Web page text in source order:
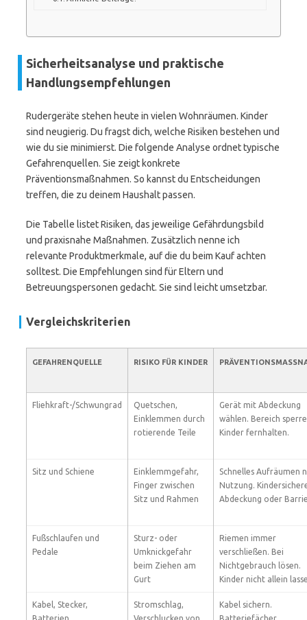
Sicherheitsanalyse und praktische
Handlungsempfehlungen
Rudergeräte stehen heute in vielen Wohnräumen. Kinder
sind neugierig. Du fragst dich, welche Risiken bestehen und
wie du sie minimierst. Die folgende Analyse ordnet typische
Gefahrenquellen. Sie zeigt konkrete
Präventionsmaßnahmen. So kannst du Entscheidungen
treffen, die zu deinem Haushalt passen.
Die Tabelle listet Risiken, das jeweilige Gefährdungsbild
und praxisnahe Maßnahmen. Zusätzlich nenne ich
relevante Produktmerkmale, auf die du beim Kauf achten
solltest. Die Empfehlungen sind für Eltern und
Betreuungspersonen gedacht. Sie sind leicht umsetzbar.
Vergleichskriterien
GEFAHRENQUELLE RISIKO FÜR KINDER
Fliehkraft-/Schwungrad
Quetschen,
Einklemmen durch
rotierende Teile
Gerät mit Abdeckung
wählen. Bereich
Kinder fernhalten.
Sitz und Schiene
Einklemmgefahr,
Finger zwischen
Sitz und Rahmen
Schnelles Aufräumen
Nutzung.
Abdeckung oder
Fußschlaufen und
Pedale
Sturz- oder
Umknickgefahr
beim Ziehen am
Gurt
Riemen immer
verschließen. Bei
Nichtgebrauch lösen.
Kinder nicht allein
Kabel, Stecker,
Stromschlag,
Kabel sichern.